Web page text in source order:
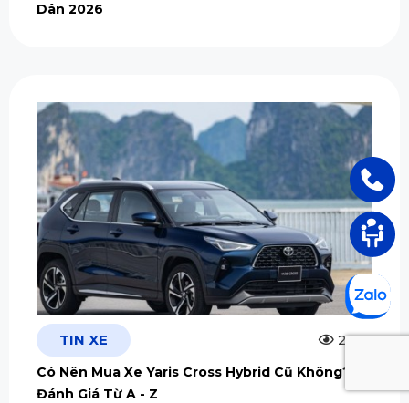
Dân 2026
TIN XE 2.5m
Có Nên Mua Xe Yaris Cross Hybrid Cũ Không?
Đánh Giá Từ A - Z